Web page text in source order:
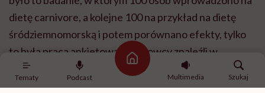
Tematy Podcast
Strona główna
Multimedia
Szukaj
dietę carnivore, a kolejne 100 na przykład na dietę
śródziemnomorską i potem porównano efekty, tylko
to była praca ankietowa. Naukowcy znaleźli w
mediach społecznościowych osoby, które już
stosowały dietę carnivore, i zapytali je, jak się na niej